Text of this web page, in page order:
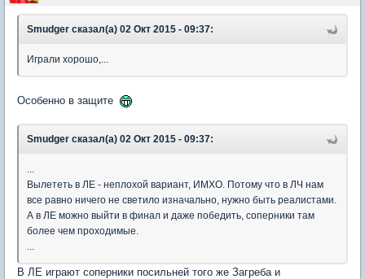
Smudger сказал(а) 02 Окт 2015 - 09:37:
Играли хорошо,...
Особенно в защите
Smudger сказал(а) 02 Окт 2015 - 09:37:
...
Вылететь в ЛЕ - неплохой вариант, ИМХО. Потому что в ЛЧ нам
все равно ничего не светило изначально, нужно быть реалистами.
А в ЛЕ можно выйти в финал и даже победить, соперники там
более чем проходимые.
...
В ЛЕ играют соперники посильней того же Загреба и